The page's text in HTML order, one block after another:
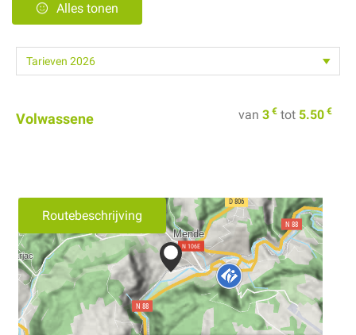
Alles tonen
Volwassene van 3 € tot 5.50 €
Routebeschrijving